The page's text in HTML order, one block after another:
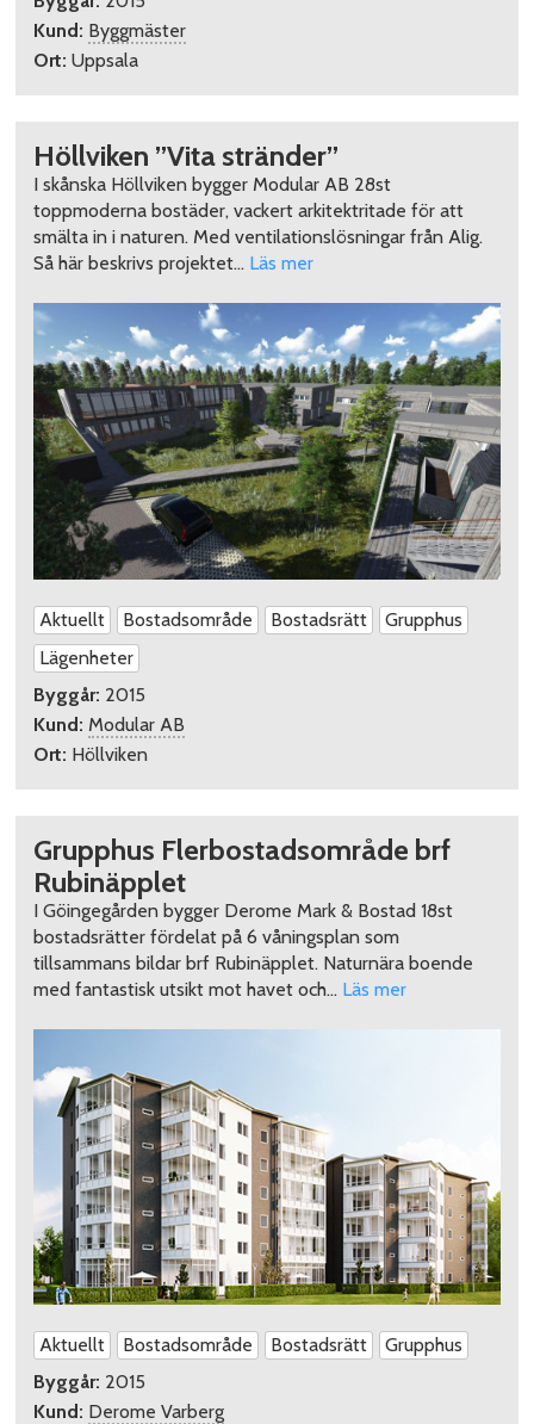
Kund: Byggmäster
Ort: Uppsala
Höllviken ”Vita stränder”
I skånska Höllviken bygger Modular AB 28st
toppmoderna bostäder, vackert arkitektritade för att
smälta in i naturen. Med ventilationslösningar från Alig.
Så här beskrivs projektet… Läs mer
Aktuellt Bostadsområde Bostadsrätt
Grupphus
Lägenheter
Byggår: 2015
Kund: Modular AB
Ort: Höllviken
Grupphus Flerbostadsområde brf
Rubinäpplet
I Göingegården bygger Derome Mark & Bostad 18st
bostadsrätter fördelat på 6 våningsplan som
tillsammans bildar brf Rubinäpplet. Naturnära boende
med fantastisk utsikt mot havet och… Läs mer
Aktuellt Bostadsområde Bostadsrätt
Grupphus
Byggår: 2015
Kund: Derome Varberg